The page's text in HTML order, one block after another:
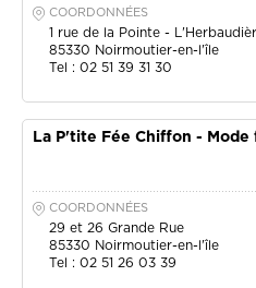
COORDONNÉES
1 rue de la Pointe -
85330 Noirmoutier-en-l'île
Tel : 02 51 39 31 30
La P'tite Fée Chiffon - Mode
COORDONNÉES
29 et 26 Grande Rue
85330 Noirmoutier-en-l'île
Tel : 02 51 26 03 39